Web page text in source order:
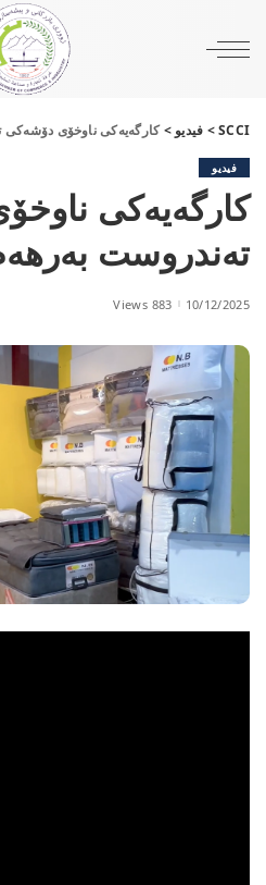
SCCI
> فيديو >کارگەیەکی ناوخۆی دۆشەکی
فيديو
کارگەیەکی
تەندروست
10/12/2025
883 Views